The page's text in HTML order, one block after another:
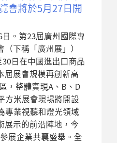
會將於5月27日開
。第23屆廣州國際專
下稱「廣州展」）
日在中國進出口商品
屆展會規模再創新高
，整體實現A、B、D
方米展會現場將開設
專業視聽和燈光領域
展示的前沿陣地，今
展企業共襄盛舉。全